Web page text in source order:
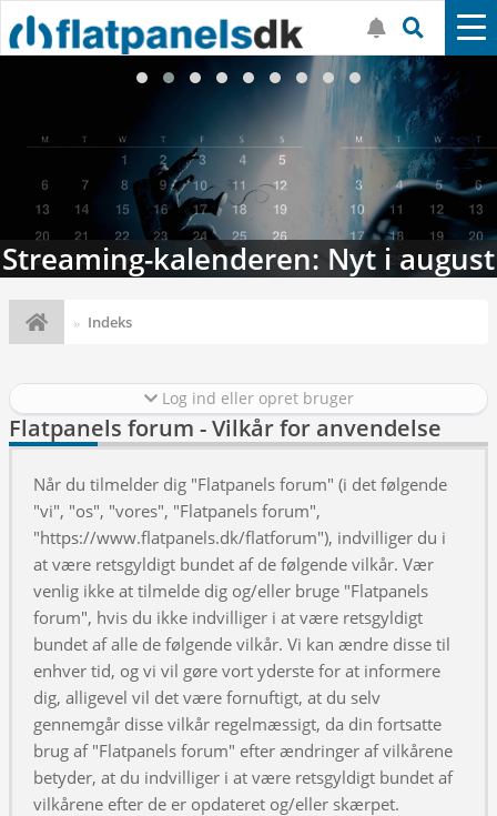
Streaming-kalenderen: Nyt i august
Indeks
Log ind eller opret bruger
Flatpanels forum - Vilkår for anvendelse
Når du tilmelder dig "Flatpanels forum" (i det følgende
"vi", "os", "vores", "Flatpanels forum",
"https://www.flatpanels.dk/flatforum"), indvilliger du i
at være retsgyldigt bundet af de følgende vilkår. Vær
venlig ikke at tilmelde dig og/eller bruge "Flatpanels
forum", hvis du ikke indvilliger i at være retsgyldigt
bundet af alle de følgende vilkår. Vi kan ændre disse til
enhver tid, og vi vil gøre vort yderste for at informere
dig, alligevel vil det være fornuftigt, at du selv
gennemgår disse vilkår regelmæssigt, da din fortsatte
brug af "Flatpanels forum" efter ændringer af vilkårene
betyder, at du indvilliger i at være retsgyldigt bundet af
vilkårene efter de er opdateret og/eller skærpet.